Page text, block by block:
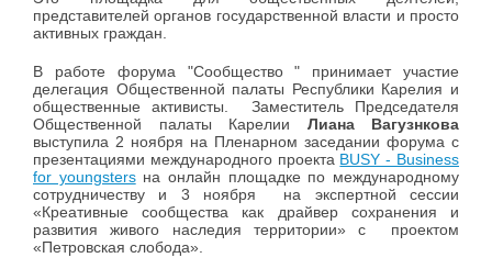
представителей органов государственной власти и просто
активных граждан.
В работе форума "Сообщество " принимает участие
делегация Общественной палаты Республики Карелия и
общественные активисты. Заместитель Председателя
Общественной палаты Карелии Лиана Вагузнкова
выступила 2 ноября на Пленарном заседании форума с
презентациями международного проекта BUSY - Business
for youngstersна онлайн площадке по международному
сотрудничеству и 3 ноября на экспертной сессии
«Креативные сообщества как драйвер сохранения и
развития живого наследия территории» с проектом
«Петровская слобода». ⠀